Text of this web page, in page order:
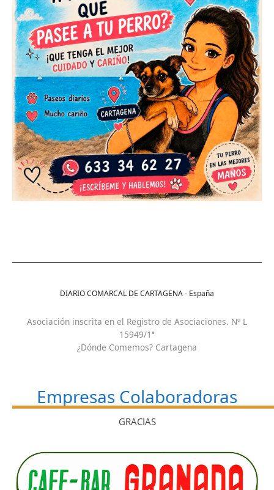
DIARIO COMARCAL DE CARTAGENA - España
Asociación inscrita en el Registro de Asociaciones. Nº L
15949/1ª
¿Dónde Comemos? Cartagena
Empresas Colaboradoras
GRACIAS